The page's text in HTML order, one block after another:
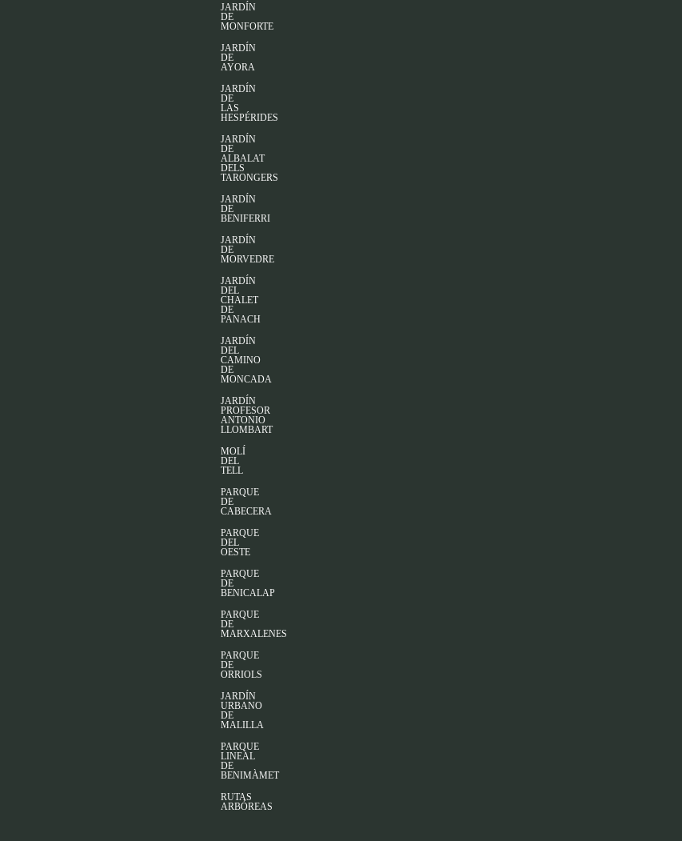
JARDÍN
DE
MONFORTE
JARDÍN
DE
AYORA
JARDÍN
DE
LAS
HESPÉRIDES
JARDÍN
DE
ALBALAT
DELS
TARONGERS
JARDÍN
DE
BENIFERRI
JARDÍN
DE
MORVEDRE
JARDÍN
DEL
CHALET
DE
PANACH
JARDÍN
DEL
CAMINO
DE
MONCADA
JARDÍN
PROFESOR
ANTONIO
LLOMBART
MOLÍ
DEL
TELL
PARQUE
DE
CABECERA
PARQUE
DEL
OESTE
PARQUE
DE
BENICALAP
PARQUE
DE
MARXALENES
PARQUE
DE
ORRIOLS
JARDÍN
URBANO
DE
MALILLA
PARQUE
LINEAL
DE
BENIMÀMET
RUTAS
ARBÓREAS